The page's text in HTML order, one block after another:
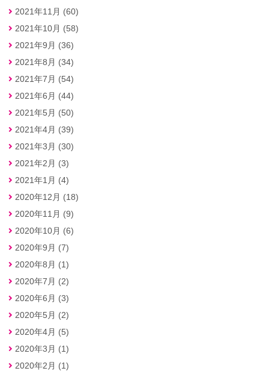
2021年11月 (60)
2021年10月 (58)
2021年9月 (36)
2021年8月 (34)
2021年7月 (54)
2021年6月 (44)
2021年5月 (50)
2021年4月 (39)
2021年3月 (30)
2021年2月 (3)
2021年1月 (4)
2020年12月 (18)
2020年11月 (9)
2020年10月 (6)
2020年9月 (7)
2020年8月 (1)
2020年7月 (2)
2020年6月 (3)
2020年5月 (2)
2020年4月 (5)
2020年3月 (1)
2020年2月 (1)